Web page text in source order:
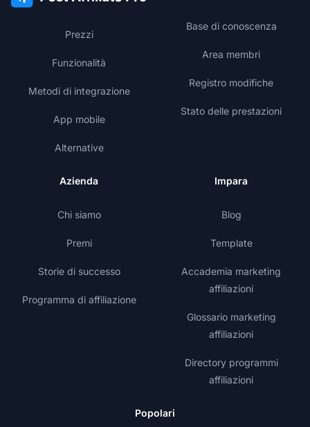
Prezzi
Funzionalità
Metodi di integrazione
App mobile
Alternative
Base di conoscenza
Area membri
Registro modifiche
Stato delle prestazioni
Azienda
Chi siamo
Premi
Storie di successo
Programma di affiliazione
Impara
Blog
Template
Accademia marketing
affiliazioni
Glossario marketing
affiliazioni
Directory programmi
affiliazioni
Popolari